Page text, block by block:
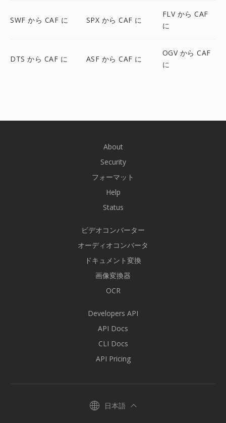
SWF から CAF に SPX から CAF に
FLV から CAF
に
DTS から CAF に ASF から CAF に
OGV から CAF
に
About
Security
フォーマット
Help
Status
ビデオコンバーター
オーディオコンバータ
ドキュメント変換
画像変換器
OCR
Developers API
API Docs
CLI Docs
API Pricing
日本語